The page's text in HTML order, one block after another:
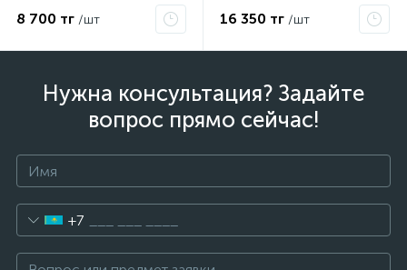
8 700 тг /шт 16 350 тг /шт
Нужна консультация? Задайте
вопрос прямо сейчас!
+7